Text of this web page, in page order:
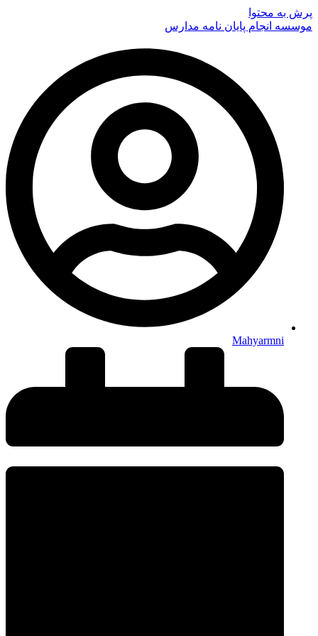
پرش به محتوا
موسسه انجام پایان نامه مدارس
Mahyarmni